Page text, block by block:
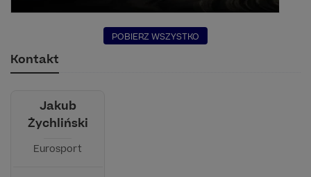
POBIERZ WSZYSTKO
Kontakt
Jakub
Żychliński
Eurosport